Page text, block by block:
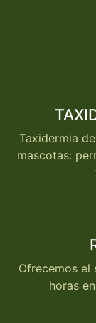
Taxidermia
mascotas:
Ofrecemos
horas